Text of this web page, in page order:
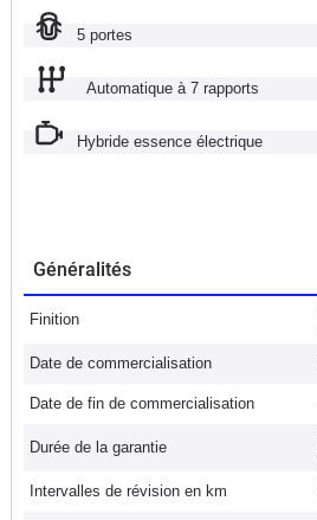
5 portes
Automatique à 7 rapports
Hybride essence électrique
Généralités
Finition
Date de commercialisation
Date de fin de commercialisation
Durée de la garantie
Intervalles de révision en km